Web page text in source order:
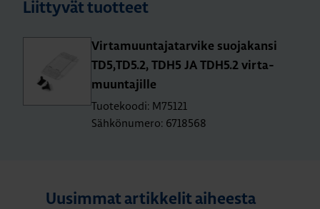
Liittyvät tuotteet
Vir­ta­muun­ta­ja­tar­vi­ke suo­ja­kan­si
TD5,TD5.2, TDH5 JA TDH5.2 vir­ta­
muun­ta­jil­le
Tuotekoodi: M75121
Sähkönumero: 6718568
Uusimmat artikkelit aiheesta